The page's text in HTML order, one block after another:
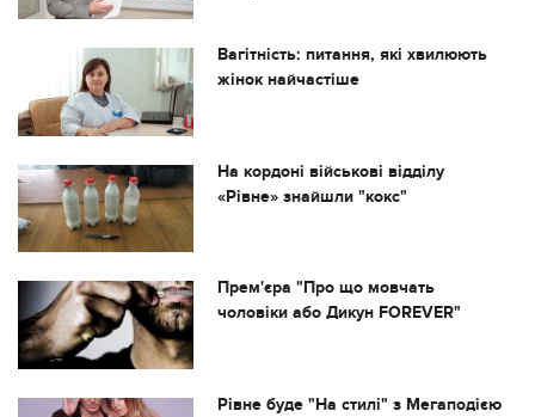
Вагітність: питання, які хвилюють
жінок найчастіше
На кордоні військові відділу
«Рівне» знайшли "кокс"
Прем'єра "Про що мовчать
чоловіки або Дикун FOREVER"
Рівне буде "На стилі" з Мегаподією